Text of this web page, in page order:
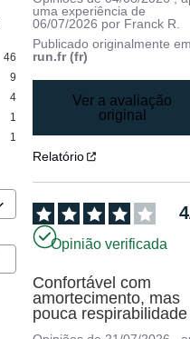
46
9
4
1
1
uma experiência de
06/07/2026 por Franck R.
Publicado originalmente
run.fr (fr)
Ver a avaliação
original
Relatório
4
Opinião verificada
Confortável com
amortecimento, mas
pouca respirabilidade